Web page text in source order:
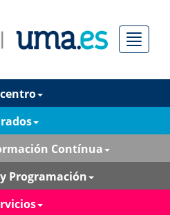
Menú
Contínua
Programación